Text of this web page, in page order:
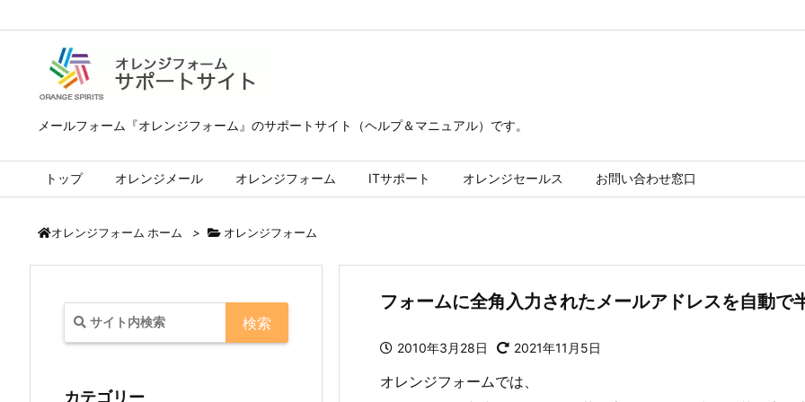
メールフォーム『オレンジフォーム』のサポートサイト（ヘルプ＆マニュアル）です。
トップ オレンジメール オレンジフォーム ITサポート オレンジセールス お問い合わせ窓口
オレンジフォーム ホーム > オレンジフォーム
フォームに全角入力されたメールアドレスを自動で
2010年3月28日 2021年11月5日
オレンジフォームでは、
カテゴリー